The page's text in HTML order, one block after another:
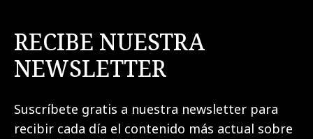
RECIBE NUESTRA
NEWSLETTER
Suscríbete gratis a nuestra newsletter para
recibir cada día el contenido más actual sobre